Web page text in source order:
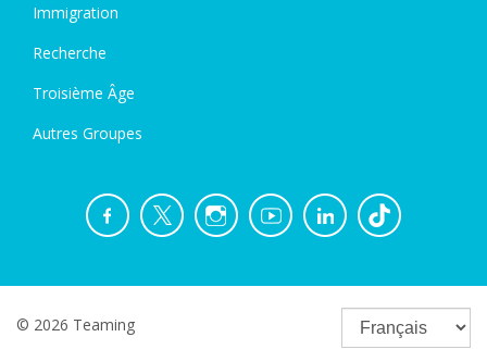
Immigration
Recherche
Troisième Âge
Autres Groupes
© 2026 Teaming